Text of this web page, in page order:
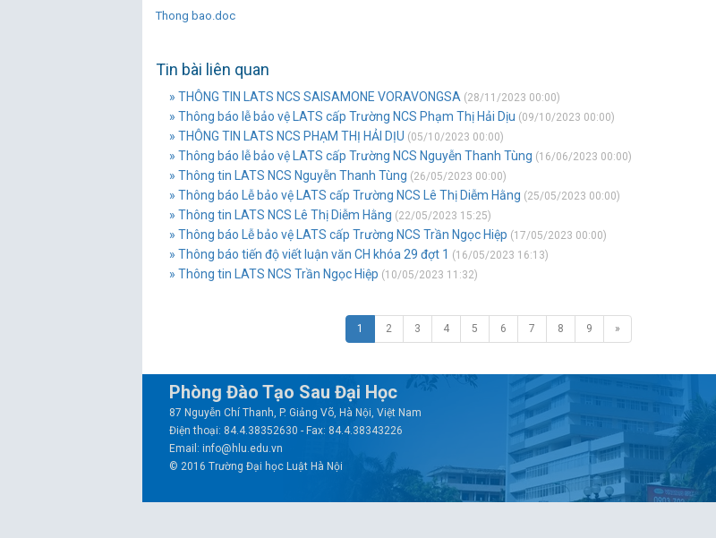
Thong bao.doc
Tin bài liên quan
» THÔNG TIN LATS NCS SAISAMONE VORAVONGSA (28/11/2023 00:00)
» Thông báo lễ bảo vệ LATS cấp Trường NCS Phạm Thị Hải Dịu (09/10/2023 00:00)
» THÔNG TIN LATS NCS PHẠM THỊ HẢI DỊU (05/10/2023 00:00)
» Thông báo lễ bảo vệ LATS cấp Trường NCS Nguyễn Thanh Tùng (16/06/2023 00:00)
» Thông tin LATS NCS Nguyễn Thanh Tùng (26/05/2023 00:00)
» Thông báo Lễ bảo vệ LATS cấp Trường NCS Lê Thị Diễm Hằng (25/05/2023 00:00)
» Thông tin LATS NCS Lê Thị Diễm Hằng (22/05/2023 15:25)
» Thông báo Lễ bảo vệ LATS cấp Trường NCS Trần Ngọc Hiệp (17/05/2023 00:00)
» Thông báo tiến độ viết luận văn CH khóa 29 đợt 1 (16/05/2023 16:13)
» Thông tin LATS NCS Trần Ngọc Hiệp (10/05/2023 11:32)
1 2 3 4 5 6 7 8 9 »
Phòng Đào Tạo Sau Đại Học
87 Nguyễn Chí Thanh, P. Giảng Võ, Hà Nội, Việt Nam
Điện thoại: 84.4.38352630 - Fax: 84.4.38343226
Email: info@hlu.edu.vn
© 2016 Trường Đại học Luật Hà Nội